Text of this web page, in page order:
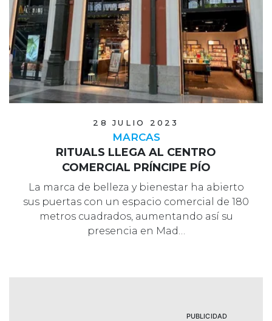
28 JULIO 2023
MARCAS
RITUALS LLEGA AL CENTRO
COMERCIAL PRÍNCIPE PÍO
La marca de belleza y bienestar ha abierto
sus puertas con un espacio comercial de 180
metros cuadrados, aumentando así su
presencia en Mad…
PUBLICIDAD